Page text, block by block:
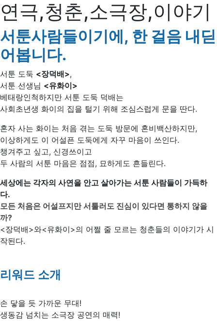
연극,청춘,소극장,이야기
서툰사람들이기에, 한 걸음 내딛
어봅니다.
서툰 도둑 <장덕배>,
서툰 선생님 <유화이>
베태랑인척하지만 서툰 도둑 덕배는
사회초년생 화이의 집을 털기 위해 조심스럽게 문을 딴다.
혼자 사는 화이는 처음 겪는 도둑 방문에 혼비백산하지만,
이상하게도 이 어설픈 도둑에게 자꾸 마음이 쓰인다.
챙겨주고 싶고, 신경쓰이고
두 사람의 서툰 마음은 점점, 묘하게도 흔들린다.
세상에는 각자의 사연을 안고 살아가는 서툰 사람들이 가득하
다.
모든 처음은 어설프지만 서툴러도 진심이 있다면 통하지 않을
까?
<장덕배>와<유화이>의 어쩔 줄 모르는 청춘들의 이야기가 시
작된다.
리워드 소개
손 닿을 듯 가까운 무대!
생동감 넘치는 소극장 공연의 매력!